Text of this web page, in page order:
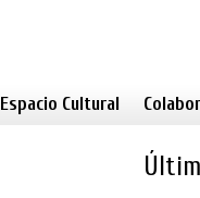
Espacio Cultural